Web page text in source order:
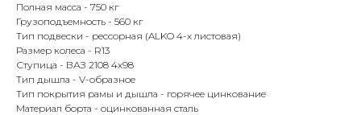
Полная масса - 750 кг
Грузоподъемность - 560 кг
Тип подвески - рессорная (ALKO 4-х листовая)
Размер колеса - R13
Ступица - ВАЗ 2108 4х98
Тип дышла - V-образное
Тип покрытия рамы и дышла - горячее цинкование
Материал борта - оцинкованная сталь